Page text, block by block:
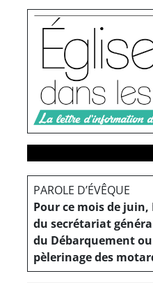
PAROLE D’ÉVÊQUE
Pour ce mois de
du secrétariat
du Débarquement
pèlerinage des